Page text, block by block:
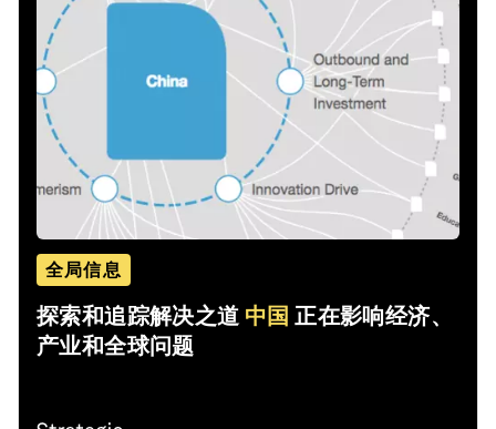
全局信息
探索和追踪解决之道 中国 正在影响经济、
产业和全球问题